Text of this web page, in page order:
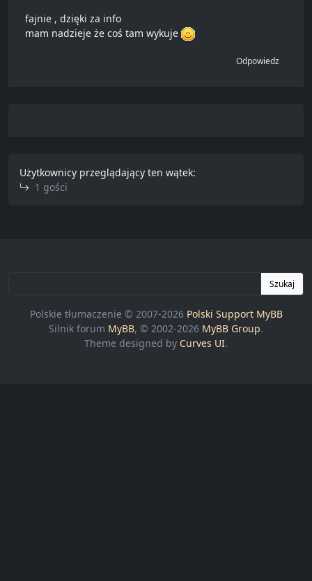
fajnie , dzięki za info
mam nadzieje że coś tam wykuje
Odpowiedz
Użytkownicy przeglądający ten wątek:
1 gości
Szukaj
Polskie tłumaczenie © 2007-2026 Polski Support MyBB
Silnik forum MyBB, © 2002-2026 MyBB Group.
Theme designed by Curves UI.